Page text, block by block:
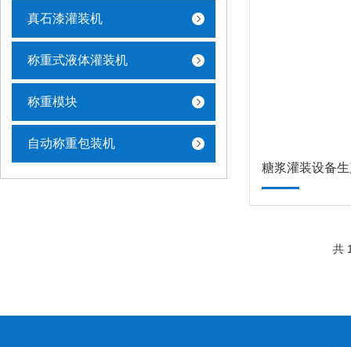
真石漆灌装机
称重式液体灌装机
称重模块
自动称重包装机
糖浆灌装设备
共